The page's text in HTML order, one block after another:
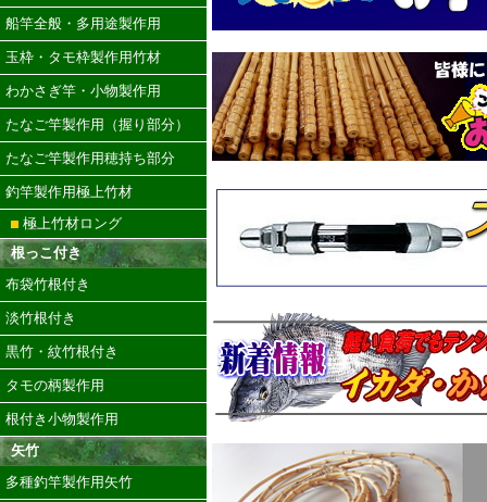
船竿全般・多用途製作用
玉枠・タモ枠製作用竹材
わかさぎ竿・小物製作用
たなご竿製作用（握り部分）
たなご竿製作用穂持ち部分
釣竿製作用極上竹材
極上竹材ロング
根っこ付き
布袋竹根付き
淡竹根付き
黒竹・紋竹根付き
タモの柄製作用
根付き小物製作用
矢竹
多種釣竿製作用矢竹